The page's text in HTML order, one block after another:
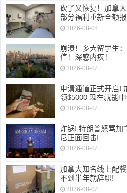
砍了又恢复！加拿
部分福利重新全额报
2026-08-08
崩溃！多大留学生
值！深感内疚！
2026-08-07
申请通道正式开启!
领$5000 现在就能
2026-08-07
炸锅! 特朗普怒骂加
尼正面回击!
2026-08-07
加拿大知名线上配
不到半年就辞职!
2026-08-07